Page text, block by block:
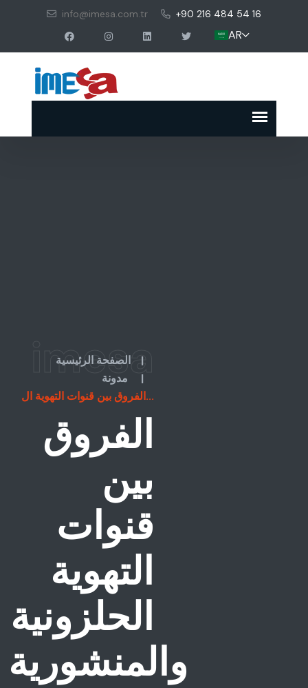
info@imesa.com.tr +90 216 484 54 16
AR
imesa
الصفحة الرئيسية
|
|
الفروق بين قنوات التهوية ال...
الفروق
بين
قنوات
التهوية
الحلزونية
والمنشورية